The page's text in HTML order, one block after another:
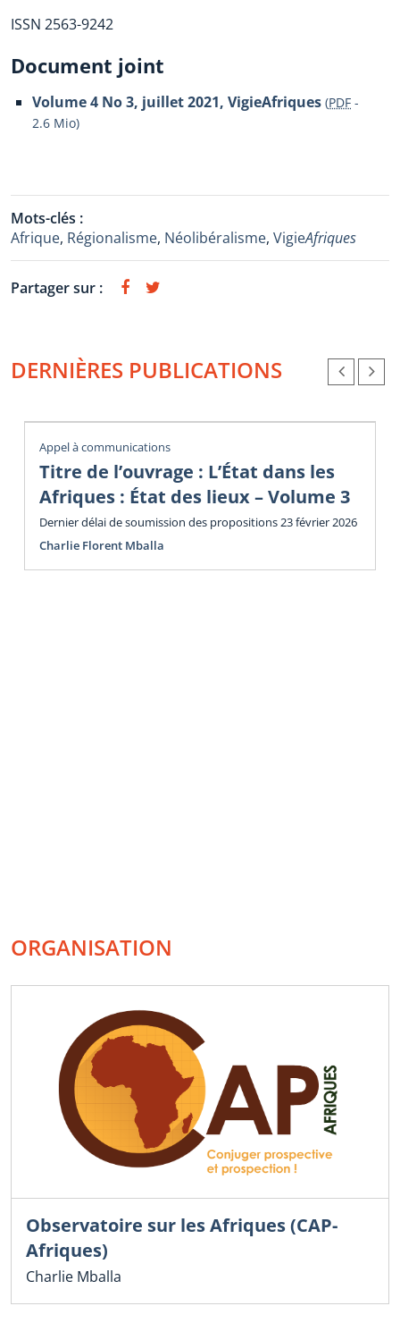
ISSN 2563-9242
Document joint
Volume 4 No 3, juillet 2021, VigieAfriques (PDF -
2.6 Mio)
Mots-clés :
Afrique, Régionalisme, Néolibéralisme, VigieAfriques
Partager sur :
DERNIÈRES PUBLICATIONS
Appel à communications
Titre de l’ouvrage : L’État dans les
Afriques : État des lieux – Volume 3
Dernier délai de soumission des propositions 23 février 2026
Charlie Florent Mballa
ORGANISATION
Observatoire sur les Afriques (CAP-
Afriques)
Charlie Mballa